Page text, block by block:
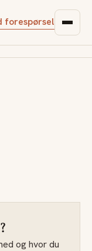
forespørsel
og hvor du